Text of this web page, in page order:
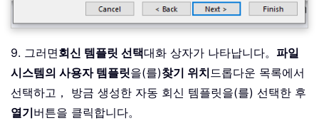
9. 그러면회신 템플릿 선택대화 상자가 나타납니다。 파일
시스템의 사용자 템플릿을(를)찾기 위치드롭다운 목록에서
선택하고， 방금 생성한 자동 회신 템플릿을(를) 선택한 후
열기버튼을 클릭합니다。